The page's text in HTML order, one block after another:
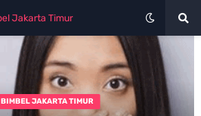
BIMBEL JAKARTA TIMUR